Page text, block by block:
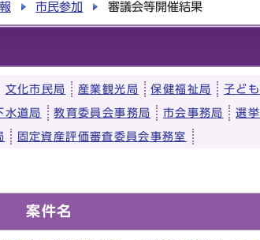
市民参加 審議会等開催結果
文化市民局 産業観光局 保健福祉局 子ど
水道局 教育委員会事務局 市会事務局 選
固定資産評価審査委員会事務室
案件名